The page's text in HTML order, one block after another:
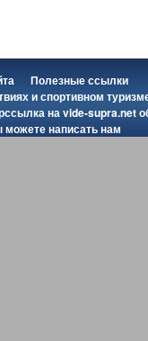
Полезные ссылки
и спортивном
наvide-supra.net
можетенаписать нам